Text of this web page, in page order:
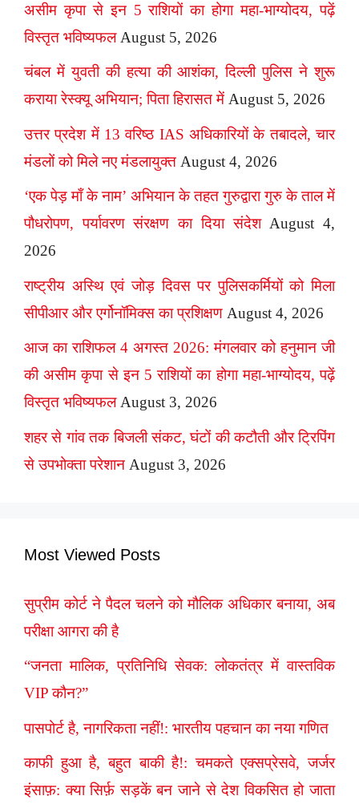
असीम कृपा से इन 5 राशियों का होगा महा-भाग्योदय, पढ़ें
विस्तृत भविष्यफल August 5, 2026
चंबल में युवती की हत्या की आशंका, दिल्ली पुलिस ने शुरू
कराया रेस्क्यू अभियान; पिता हिरासत में August 5, 2026
उत्तर प्रदेश में 13 वरिष्ठ IAS अधिकारियों के तबादले, चार
मंडलों को मिले नए मंडलायुक्त August 4, 2026
‘एक पेड़ माँ के नाम’ अभियान के तहत गुरुद्वारा गुरु के ताल में
पौधरोपण, पर्यावरण संरक्षण का दिया संदेश August 4,
2026
राष्ट्रीय अस्थि एवं जोड़ दिवस पर पुलिसकर्मियों को मिला
सीपीआर और एर्गोनॉमिक्स का प्रशिक्षण August 4, 2026
आज का राशिफल 4 अगस्त 2026: मंगलवार को हनुमान जी
की असीम कृपा से इन 5 राशियों का होगा महा-भाग्योदय, पढ़ें
विस्तृत भविष्यफल August 3, 2026
शहर से गांव तक बिजली संकट, घंटों की कटौती और ट्रिपिंग
से उपभोक्ता परेशान August 3, 2026
Most Viewed Posts
सुप्रीम कोर्ट ने पैदल चलने को मौलिक अधिकार बनाया, अब
परीक्षा आगरा की है
“जनता मालिक, प्रतिनिधि सेवक: लोकतंत्र में वास्तविक
VIP कौन?”
पासपोर्ट है, नागरिकता नहीं!: भारतीय पहचान का नया गणित
काफी हुआ है, बहुत बाकी है!: चमकते एक्सप्रेसवे, जर्जर
इंसाफ़: क्या सिर्फ़ सड़कें बन जाने से देश विकसित हो जाता